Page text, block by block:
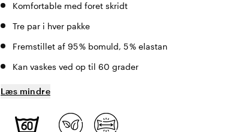
Komfortable med foret skridt
Tre par i hver pakke
Fremstillet af 95 % bomuld, 5 % elastan
Kan vaskes ved op til 60 grader
Læs mindre